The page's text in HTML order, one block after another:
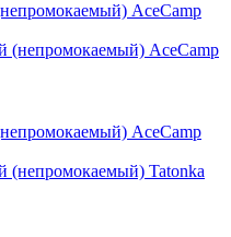
AceCamp
AceCamp